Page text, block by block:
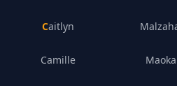
Caitlyn
Camille